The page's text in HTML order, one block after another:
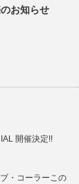
お知らせ
開催決定!!
・コーラーこの